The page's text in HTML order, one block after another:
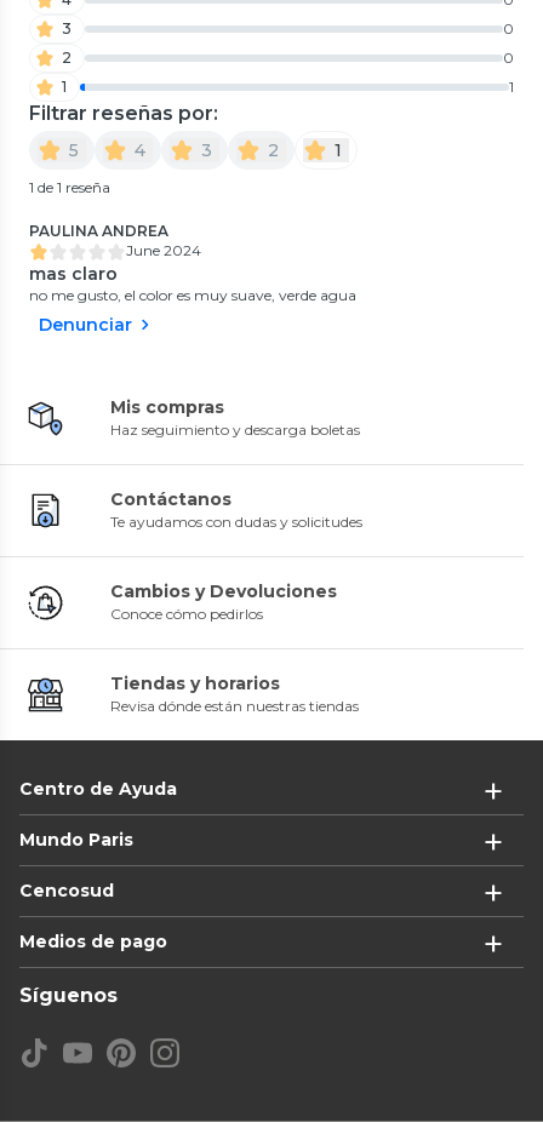
3
0
2
0
1
1
Filtrar reseñas por:
5 4 3 2 1
1 de 1 reseña
PAULINA ANDREA
June 2024
mas claro
no me gusto, el color es muy suave, verde agua
Denunciar
Mis compras
Haz seguimiento y descarga boletas
Contáctanos
Te ayudamos con dudas y solicitudes
Cambios y Devoluciones
Conoce cómo pedirlos
Tiendas y horarios
Revisa dónde están nuestras tiendas
Centro de Ayuda
Mundo Paris
Cencosud
Medios de pago
Síguenos